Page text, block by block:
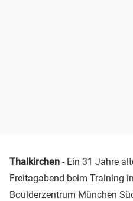
Thalkirchen - Ein 31 Jahre
Freitagabend beim Training
Boulderzentrum München